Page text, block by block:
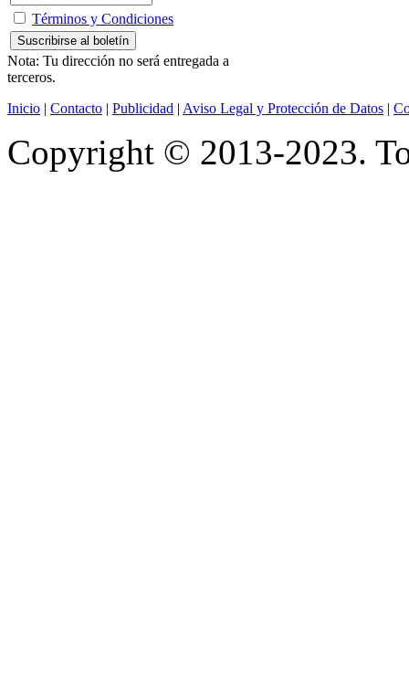
Términos y Condiciones
Nota: Tu dirección no será entregada a
terceros.
Inicio | Contacto | Publicidad | Aviso Legal y Protección de Datos |
Copyright © 2013-2023.